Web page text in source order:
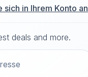
sich in Ihrem Konto an
deals and more.